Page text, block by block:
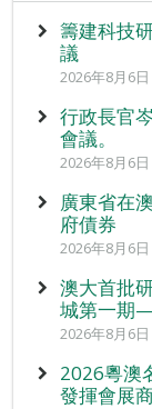
籌建科技
議
2026年8月6日
行政長官
會議。
2026年8月6
廣東省在
府債券
2026年8月6
澳大首批
城第一期
2026年8月6
2026粵澳
發揮會展